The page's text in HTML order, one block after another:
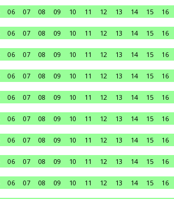
06 07 08 09 10 11 12 13 14 15 16
06 07 08 09 10 11 12 13 14 15 16
06 07 08 09 10 11 12 13 14 15 16
06 07 08 09 10 11 12 13 14 15 16
06 07 08 09 10 11 12 13 14 15 16
06 07 08 09 10 11 12 13 14 15 16
06 07 08 09 10 11 12 13 14 15 16
06 07 08 09 10 11 12 13 14 15 16
06 07 08 09 10 11 12 13 14 15 16